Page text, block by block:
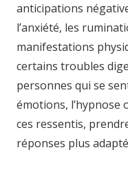
anticipations
l’anxiété, les
manifestations
certains troubles
personnes qui se
émotions,
ces ressentis,
réponses plus